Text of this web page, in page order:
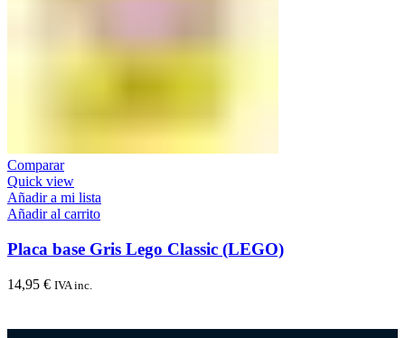
Comparar
Quick view
Añadir a mi lista
Añadir al carrito
Placa base Gris Lego Classic (LEGO)
14,95 € IVA inc.